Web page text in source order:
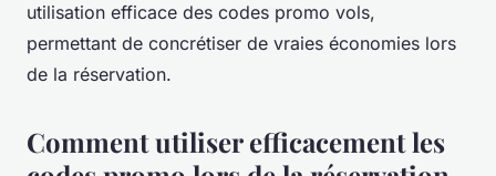
utilisation efficace des codes promo vols,
permettant de concrétiser de vraies économies lors
de la réservation.
Comment utiliser efficacement les